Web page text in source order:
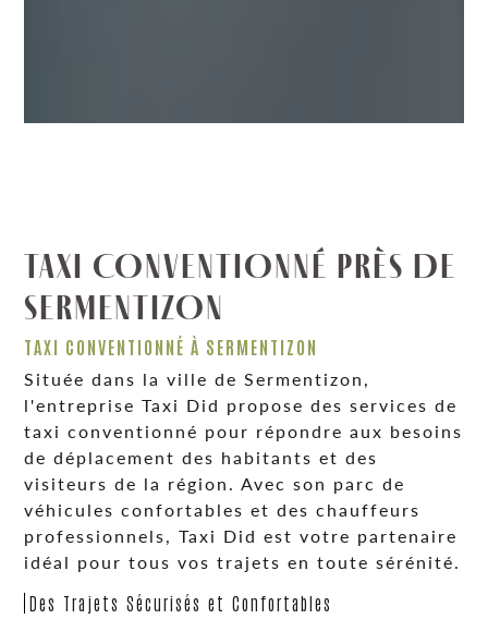
TAXI CONVENTIONNÉ PRÈS DE
SERMENTIZON
TAXI CONVENTIONNÉ À SERMENTIZON
Située dans la ville de Sermentizon,
l'entreprise Taxi Did propose des services de
taxi conventionné pour répondre aux besoins
de déplacement des habitants et des
visiteurs de la région. Avec son parc de
véhicules confortables et des chauffeurs
professionnels, Taxi Did est votre partenaire
idéal pour tous vos trajets en toute sérénité.
Des Trajets Sécurisés et Confortables